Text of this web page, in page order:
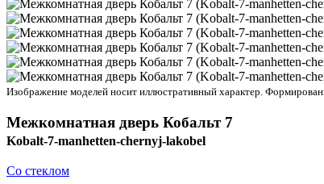
Изображение моделей носит иллюстративный характер.
Межкомнатная дверь Кобальт 7
Kobalt-7-manhetten-chernyj-lakobel
Со стеклом